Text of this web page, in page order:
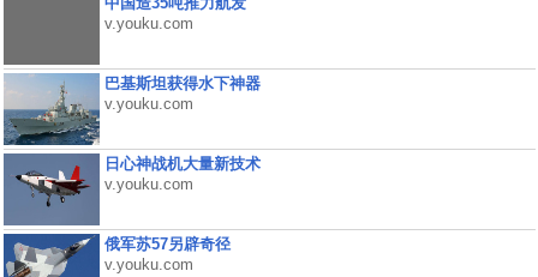
v.youku.com
巴基斯坦获得水下神器
v.youku.com
日心神战机大量新技术
v.youku.com
俄军苏57另辟奇径
v.youku.com